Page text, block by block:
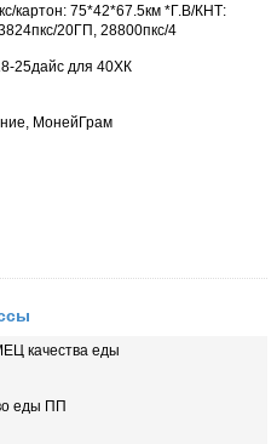
картон: 75*42*67.5км *Г.В/КНТ:
20ГП, 28800пкс/4
25дайс для 40ХК
МонейГрам
качества еды
еды ПП